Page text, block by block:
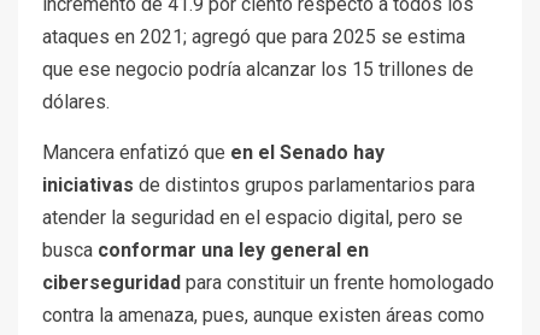
incremento de 41.9 por ciento respecto a todos los
ataques en 2021; agregó que para 2025 se estima
que ese negocio podría alcanzar los 15 trillones de
dólares.
Mancera enfatizó que en el Senado hay
iniciativas de distintos grupos parlamentarios para
atender la seguridad en el espacio digital, pero se
busca conformar una ley general en
ciberseguridad para constituir un frente homologado
contra la amenaza, pues, aunque existen áreas como